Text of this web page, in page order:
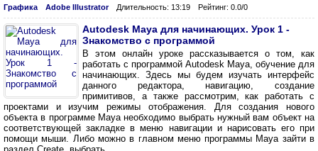
Графика Adobe Illustrator Длительность: 13:19 Рейтинг: 0.0/0
Autodesk Maya для начинающих. Урок 1 -
Знакомство с программой
В этом онлайн уроке рассказывается о том, как
работать с программой Autodesk Maya, обучение для
начинающих. Здесь мы будем изучать интерфейс
данного редактора, навигацию, создание
примитивов, а также рассмотрим, как работать с
проектами и изучим режимы отображения. Для создания нового
объекта в программе Maya необходимо выбрать нужный вам объект на
соответствующей закладке в меню навигации и нарисовать его при
помощи мыши. Либо можно в главном меню программы Maya зайти в